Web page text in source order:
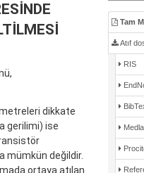
dikkate
gerilimi) ise
mümkün değildir.
ortaya atılan
Tam
Atıf
RIS